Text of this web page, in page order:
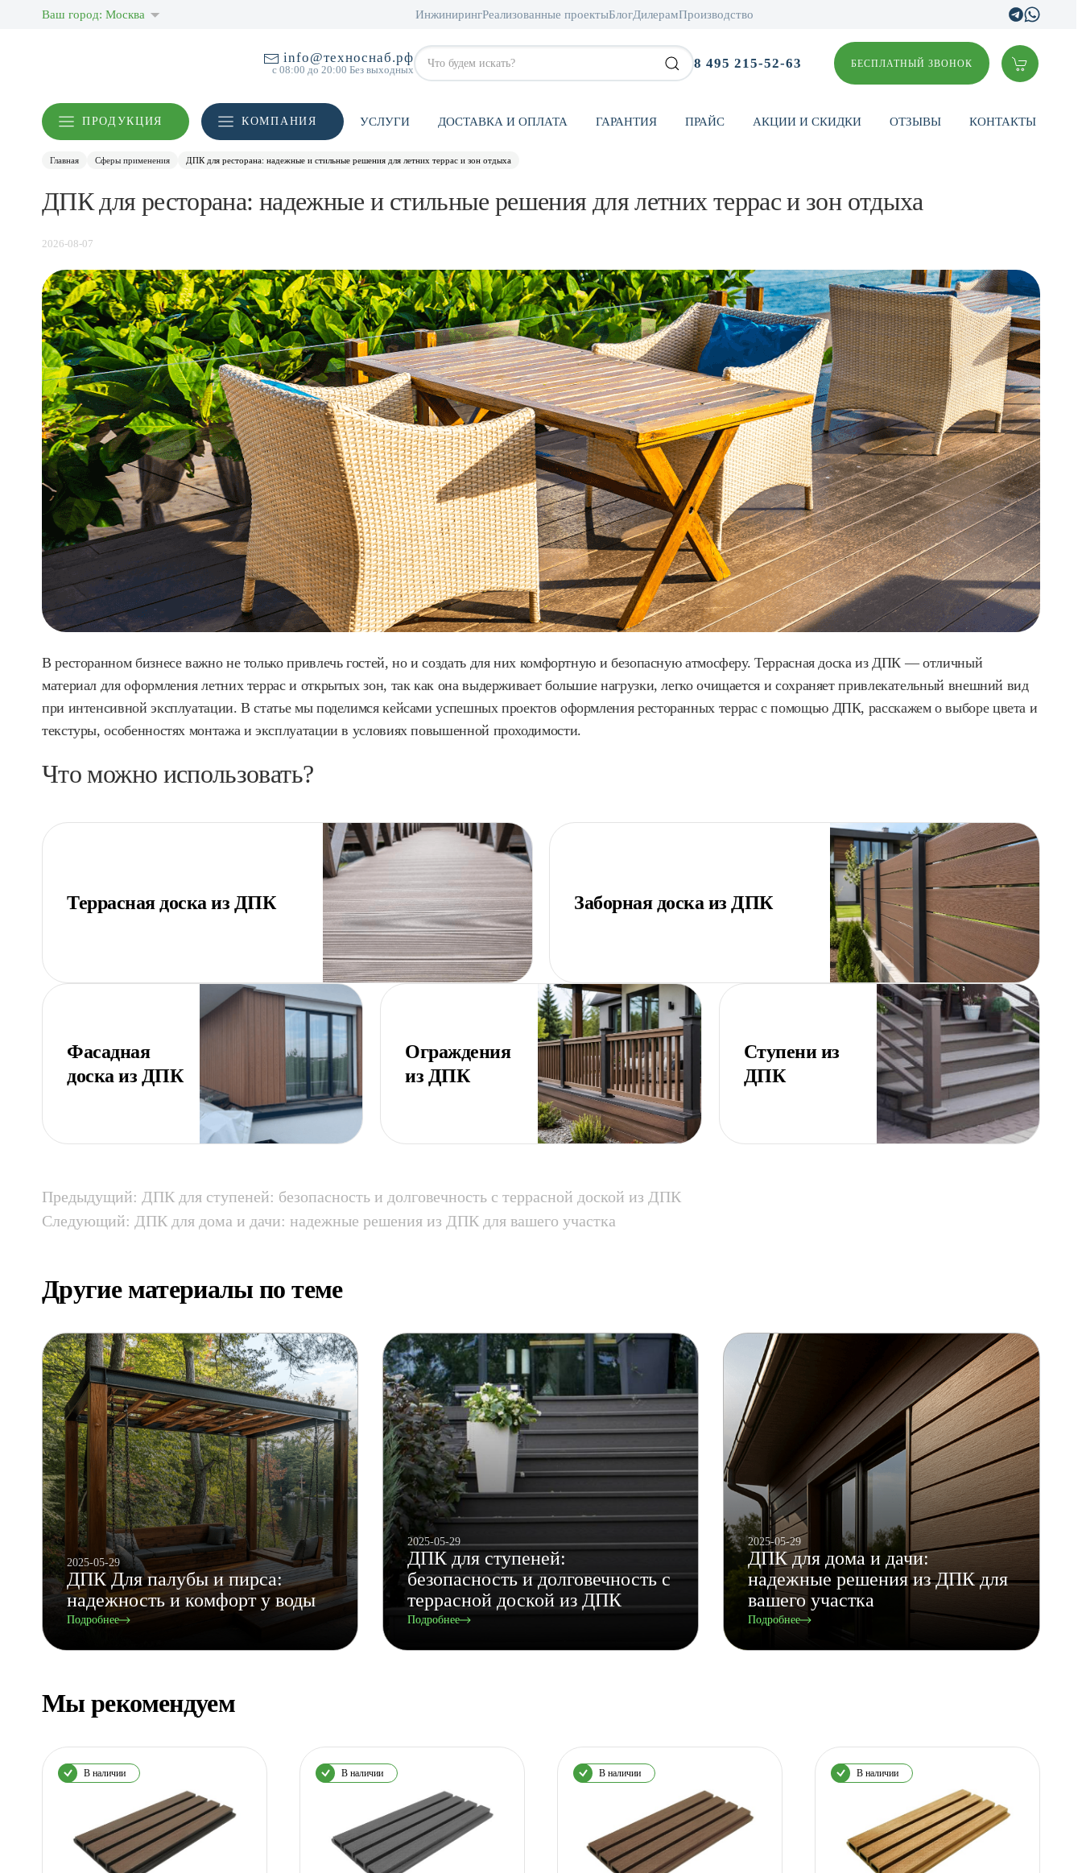
Ваш город: Москва ИнжинирингРеализованные проектыБлогДилерамПроизводство
info@техноснаб.рф
с 08:00 до 20:00 Без выходных 8 495 215-52-63 БЕСПЛАТНЫЙ ЗВОНОК
ПРОДУКЦИЯ КОМПАНИЯ УСЛУГИ ДОСТАВКА И ОПЛАТА ГАРАНТИЯ ПРАЙС АКЦИИ И СКИДКИ ОТЗЫВЫ КОНТАКТЫ
Главная Сферы применения ДПК для ресторана: надежные и стильные решения для летних террас и зон отдыха
ДПК для ресторана: надежные и стильные решения для летних террас и зон отдыха
2026-08-07
В ресторанном бизнесе важно не только привлечь гостей, но и создать для них комфортную и безопасную атмосферу. Террасная доска из ДПК — отличный
материал для оформления летних террас и открытых зон, так как она выдерживает большие нагрузки, легко очищается и сохраняет привлекательный внешний вид
при интенсивной эксплуатации. В статье мы поделимся кейсами успешных проектов оформления ресторанных террас с помощью ДПК, расскажем о выборе цвета и
текстуры, особенностях монтажа и эксплуатации в условиях повышенной проходимости.
Что можно использовать?
Террасная доска из ДПК Заборная доска из ДПК
Фасадная
доска из ДПК
Ограждения
из ДПК
Ступени из
ДПК
Предыдущий: ДПК для ступеней: безопасность и долговечность с террасной доской из ДПК
Следующий: ДПК для дома и дачи: надежные решения из ДПК для вашего участка
Другие материалы по теме
2025-05-29
ДПК Для палубы и пирса:
надежность и комфорт у воды
Подробнее
2025-05-29
ДПК для ступеней:
безопасность и долговечность с
террасной доской из ДПК
Подробнее
2025-05-29
ДПК для дома и дачи:
надежные решения из ДПК для
вашего участка
Подробнее
Мы рекомендуем
В наличии В наличии В наличии В наличии